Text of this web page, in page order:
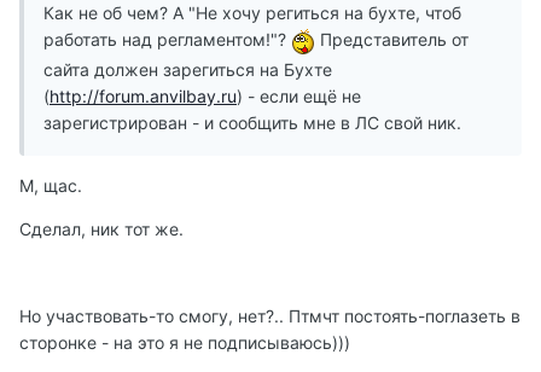
Как не об чем? А "Не хочу региться на бухте, чтоб
работать над регламентом!"?
Представитель от
сайта должен зарегиться на Бухте
(http://forum.anvilbay.ru) - если ещё не
зарегистрирован - и сообщить мне в ЛС свой ник.
М, щас.
Сделал, ник тот же.
Но участвовать-то смогу, нет?.. Птмчт постоять-поглазеть в
сторонке - на это я не подписываюсь)))